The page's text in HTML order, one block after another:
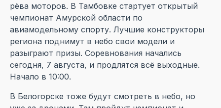
рёва моторов. В Тамбовке стартует открытый
чемпионат Амурской области по
авиамодельному спорту. Лучшие конструкторы
региона поднимут в небо свои модели и
разыграют призы. Соревнования начались
сегодня, 7 августа, и продлятся всё выходные.
Начало в 10:00.
В Белогорске тоже будут смотреть в небо, но